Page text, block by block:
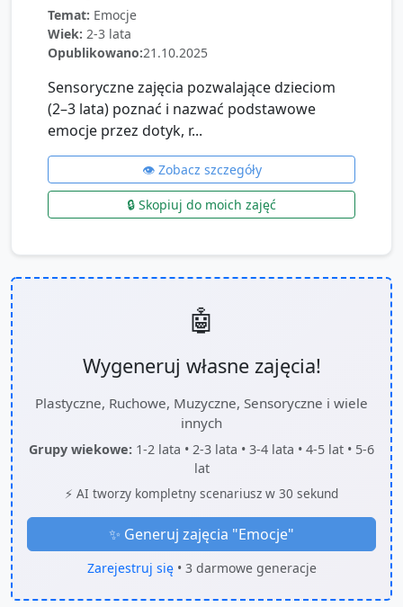
Temat: Emocje
Wiek: 2-3 lata
Opublikowano:21.10.2025
Sensoryczne zajęcia pozwalające dzieciom
(2–3 lata) poznać i nazwać podstawowe
emocje przez dotyk, r...
👁️ Zobacz szczegóły
🔒 Skopiuj do moich zajęć
🤖
Wygeneruj własne zajęcia!
Plastyczne, Ruchowe, Muzyczne, Sensoryczne i wiele
innych
Grupy wiekowe: 1-2 lata • 2-3 lata • 3-4 lata • 4-5 lat • 5-6
lat
⚡ AI tworzy kompletny scenariusz w 30 sekund
✨ Generuj zajęcia "Emocje"
Zarejestruj się• 3 darmowe generacje